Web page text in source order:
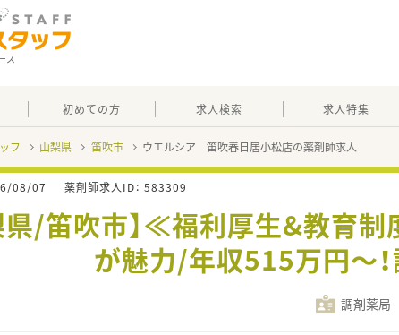
ス
初めての方 求人検索 求人特集
フ 山梨県 笛吹市 ウエルシア 笛吹春日居小松店の薬剤師求人
08/07 薬剤師求人ID： 583309
県/笛吹市】≪福利厚生&教育
が魅力/年収515万円～
調剤薬局